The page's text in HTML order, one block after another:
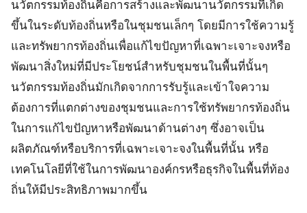
นวัตกรรมท้องถิ่นคือการสร้างและพัฒนานวัตกรรมที่เกิด
ขึ้นในระดับท้องถิ่นหรือในชุมชนเล็กๆ โดยมีการใช้ความรู้
และทรัพยากรท้องถิ่นเพื่อแก้ไขปัญหาที่เฉพาะเจาะจงหรือ
พัฒนาสิ่งใหม่ที่มีประโยชน์สำหรับชุมชนในพื้นที่นั้นๆ
นวัตกรรมท้องถิ่นมักเกิดจากการรับรู้และเข้าใจความ
ต้องการที่แตกต่างของชุมชนและการใช้ทรัพยากรท้องถิ่น
ในการแก้ไขปัญหาหรือพัฒนาด้านต่างๆ ซึ่งอาจเป็น
ผลิตภัณฑ์หรือบริการที่เฉพาะเจาะจงในพื้นที่นั้น หรือ
เทคโนโลยีที่ใช้ในการพัฒนาองค์กรหรือธุรกิจในพื้นที่ท้อง
ถิ่นให้มีประสิทธิภาพมากขึ้น